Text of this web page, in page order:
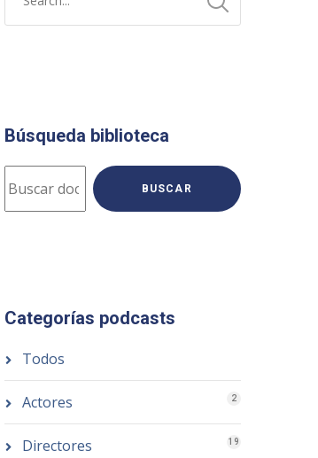
Búsqueda biblioteca
BUSCAR
Categorías podcasts
Todos
Actores 2
Directores 19